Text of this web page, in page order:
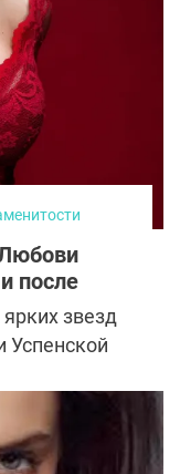
не места
на
каждого
после
звезд
Успенской
А когда-
девочка
что ее